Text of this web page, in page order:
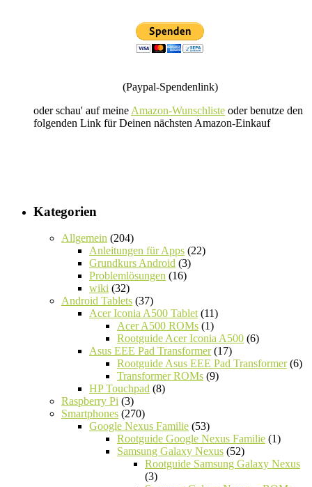
(Paypal-Spendenlink)
oder schau' auf meine Amazon-Wunschliste oder benutze den
folgenden Link für Deinen nächsten Amazon-Einkauf
Kategorien
Allgemein (204)
Anleitungen für Apps (22)
Grundkurs Android (3)
Problemlösungen (16)
wiki (32)
Android Tablets (37)
Acer Iconia A500 Tablet (11)
Acer A500 ROMs (1)
Rootguide Acer Iconia A500 (6)
Asus EEE Pad Transformer(17)
Rootguide Asus EEE Pad Transformer(6)
Transformer ROMs (9)
HP Touchpad (8)
Raspberry Pi (3)
Smartphones (270)
Google Nexus Familie (53)
Rootguide Google Nexus Familie (1)
Samsung Galaxy Nexus (52)
Rootguide Samsung Galaxy Nexus
(3)